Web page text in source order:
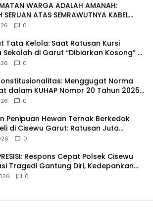
WARGA ADALAH AMANAH:
SERUAN ATAS SEMRAWUTNYA KABEL
0
Tata Kelola: Saat Ratusan Kursi
Sekolah di Garut “Dibiarkan Kosong” di
Tumpukan Guru Kompeten
0
Menggugat Norma
dalam KUHAP Nomor 20 Tahun 2025
yang Bermartabat
0
Penipuan Hewan Ternak Berkedok
di Cisewu Garut: Ratusan Juta
Raib, BK-RI Desak Polda Jabar Turun
0
Respons Cepat Polsek Cisewu
Tragedi Gantung Diri, Kedepankan
Spiritual dan Hukum Demi Jaga
0